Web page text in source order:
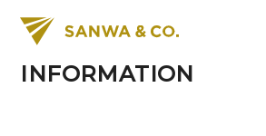
INFORMATION